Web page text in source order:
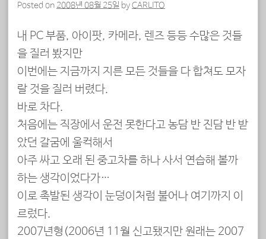
Posted on 2008년 08월 25일 byCARLITO
내 PC 부품, 아이팟, 카메라, 렌즈 등등 수많은 것들
을 질러 봤지만
이번에는 지금까지 지른 모든 것들을 다 합쳐도 모자
랄 것을 질러 버렸다.
바로 차다.
처음에는 직장에서 운전 못한다고 농담 반 진담 반 받
았던 갈굼에 울컥해서
아주 싸고 오래 된 중고차를 하나 사서 연습해 볼까
하는 생각이었다가…
이로 촉발된 생각이 눈덩이처럼 불어나 여기까지 이
르렀다.
2007년형(2006년 11월 신고됐지만 원래는 2007